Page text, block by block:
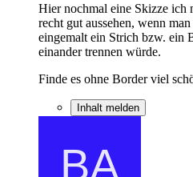
Hier nochmal eine Skizze ich
recht gut aussehen, wenn
eingemalt ein Strich bzw. ein
einander trennen würde.
Finde es ohne Border viel
Inhalt melden